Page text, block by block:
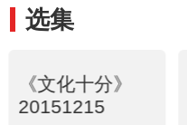
选集
《文化十分》
20151215